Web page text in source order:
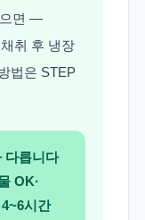
으면 —
취 후 냉장
법은 STEP
다릅니다
OK·
시간